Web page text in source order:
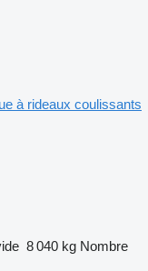
à rideaux coulissants
8 040 kg Nombre